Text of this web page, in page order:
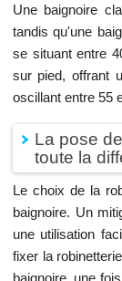
Une baignoire
tandis qu'une
se situant entre
sur pied, offrant
oscillant entre 55
La pose
toute la
Le choix de la
baignoire. Un
une utilisation
fixer la
baignoire, une